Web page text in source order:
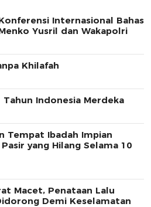
Internasional Bahas
Yusril dan Wakapolri
Khilafah
Tahun Indonesia Merdeka
Tempat Ibadah Impian
yang Hilang Selama 10
Macet, Penataan Lalu
Demi Keselamatan